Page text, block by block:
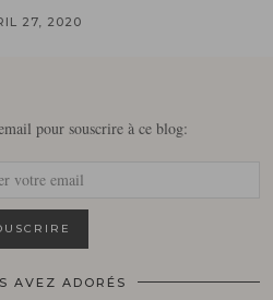
27, 2020
pour souscrire à ce blog:
AVEZ ADORÉS